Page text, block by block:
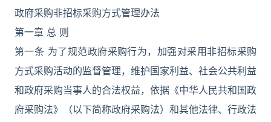
政府采购非招标采购方式管理办法
第一章 总 则
第一条 为了规范政府采购行为，加强对采用非招标采购
方式采购活动的监督管理，维护国家利益、社会公共利益
和政府采购当事人的合法权益，依据《中华人民共和国政
府采购法》（以下简称政府采购法）和其他法律、行政法